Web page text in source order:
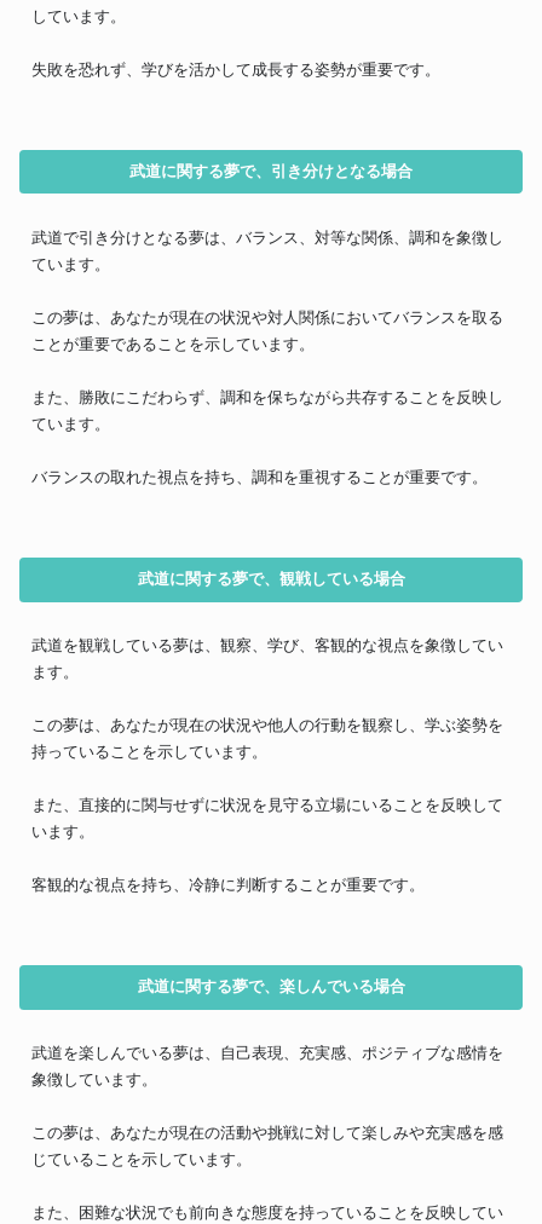
しています。
失敗を恐れず、学びを活かして成長する姿勢が重要です。
武道に関する夢で、引き分けとなる場合
武道で引き分けとなる夢は、バランス、対等な関係、調和を象徴し
ています。
この夢は、あなたが現在の状況や対人関係においてバランスを取る
ことが重要であることを示しています。
また、勝敗にこだわらず、調和を保ちながら共存することを反映し
ています。
バランスの取れた視点を持ち、調和を重視することが重要です。
武道に関する夢で、観戦している場合
武道を観戦している夢は、観察、学び、客観的な視点を象徴してい
ます。
この夢は、あなたが現在の状況や他人の行動を観察し、学ぶ姿勢を
持っていることを示しています。
また、直接的に関与せずに状況を見守る立場にいることを反映して
います。
客観的な視点を持ち、冷静に判断することが重要です。
武道に関する夢で、楽しんでいる場合
武道を楽しんでいる夢は、自己表現、充実感、ポジティブな感情を
象徴しています。
この夢は、あなたが現在の活動や挑戦に対して楽しみや充実感を感
じていることを示しています。
また、困難な状況でも前向きな態度を持っていることを反映してい